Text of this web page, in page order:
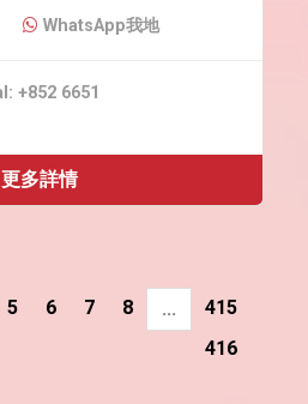
WhatsApp我地
+852 6651
更多詳情
5 6 7 8 ...
415
416